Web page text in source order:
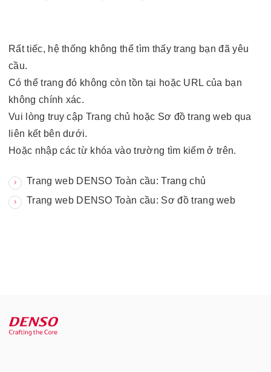
Rất tiếc, hệ thống không thể tìm thấy trang bạn đã yêu
cầu.
Có thể trang đó không còn tồn tại hoặc URL của bạn
không chính xác.
Vui lòng truy cập Trang chủ hoặc Sơ đồ trang web qua
liên kết bên dưới.
Hoặc nhập các từ khóa vào trường tìm kiếm ở trên.
Trang web DENSO Toàn cầu: Trang chủ
Trang web DENSO Toàn cầu: Sơ đồ trang web